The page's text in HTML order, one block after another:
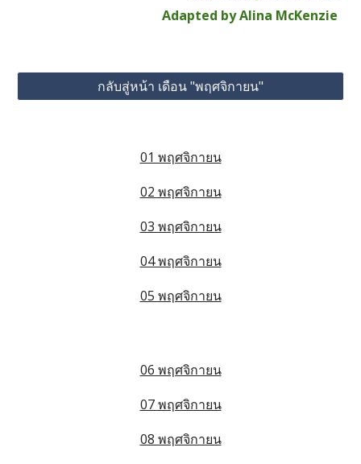
Adapted by Alina McKenzie
กลับสู่หน้า เดือน "พฤศจิกายน"
01 พฤศจิกายน
02 พฤศจิกายน
03 พฤศจิกายน
04 พฤศจิกายน
05 พฤศจิกายน
06 พฤศจิกายน
07 พฤศจิกายน
08 พฤศจิกายน